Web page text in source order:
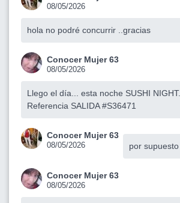
08/05/2026
hola no podré concurrir ..gracias
Conocer Mujer 63
08/05/2026
Llego el día... esta noche SUSHI NIGHT.
Referencia SALIDA #S36471
Conocer Mujer 63
08/05/2026 por
Conocer Mujer 63
08/05/2026